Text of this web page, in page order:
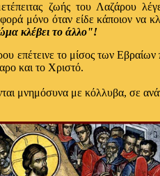
ζωής του Λαζάρου
μόνο όταν είδε κάποιον να
κλέβει το άλλο"!
επέτεινε το μίσος των Εβραίων
και το Χριστό.
μνημόσυνα με κόλλυβα, σε